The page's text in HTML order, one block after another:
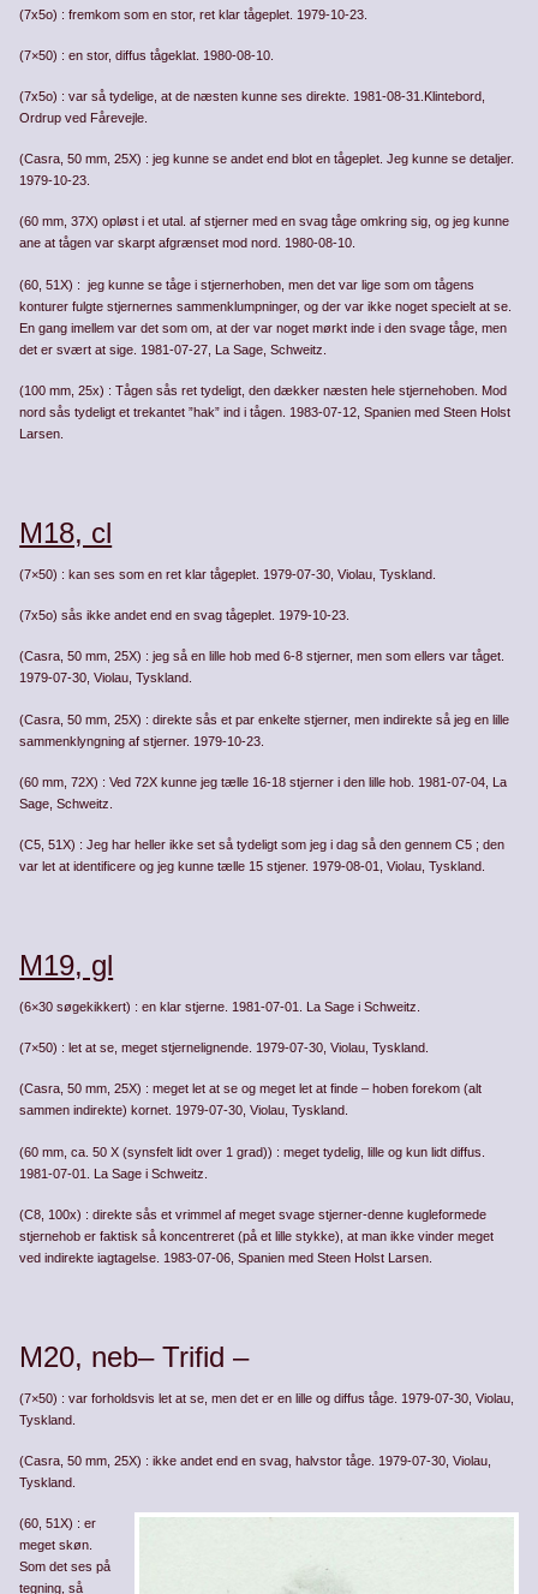
(7x5o) : fremkom som en stor, ret klar tågeplet. 1979-10-23.
(7×50) : en stor, diffus tågeklat. 1980-08-10.
(7x5o) : var så tydelige, at de næsten kunne ses direkte. 1981-08-31.Klintebord,
Ordrup ved Fårevejle.
(Casra, 50 mm, 25X) : jeg kunne se andet end blot en tågeplet. Jeg kunne se detaljer.
1979-10-23.
(60 mm, 37X) opløst i et utal. af stjerner med en svag tåge omkring sig, og jeg kunne
ane at tågen var skarpt afgrænset mod nord. 1980-08-10.
(60, 51X) : jeg kunne se tåge i stjernerhoben, men det var lige som om tågens
konturer fulgte stjernernes sammenklumpninger, og der var ikke noget specielt at se.
En gang imellem var det som om, at der var noget mørkt inde i den svage tåge, men
det er svært at sige. 1981-07-27, La Sage, Schweitz.
(100 mm, 25x) : Tågen sås ret tydeligt, den dækker næsten hele stjernehoben. Mod
nord sås tydeligt et trekantet ”hak” ind i tågen. 1983-07-12, Spanien med Steen Holst
Larsen.
M18, cl
(7×50) : kan ses som en ret klar tågeplet. 1979-07-30, Violau, Tyskland.
(7x5o) sås ikke andet end en svag tågeplet. 1979-10-23.
(Casra, 50 mm, 25X) : jeg så en lille hob med 6-8 stjerner, men som ellers var tåget.
1979-07-30, Violau, Tyskland.
(Casra, 50 mm, 25X) : direkte sås et par enkelte stjerner, men indirekte så jeg en lille
sammenklyngning af stjer­ner. 1979-10-23.
(60 mm, 72X) : Ved 72X kunne jeg tælle 16-18 stjerner i den lille hob. 1981-07-04, La
Sage, Schweitz.
(C5, 51X) : Jeg har heller ikke set så tydeligt som jeg i dag så den gennem C5 ; den
var let at identificere og jeg kunne tælle 15 stjener. 1979-08-01, Violau, Tyskland.
M19, gl
(6×30 søgekikkert) : en klar stjerne. 1981-07-01. La Sage i Schweitz.
(7×50) : let at se, meget stjernelignende. 1979-07-30, Violau, Tyskland.
(Casra, 50 mm, 25X) : meget let at se og meget let at finde – hoben forekom (alt
sammen indirekte) kornet. 1979-07-30, Violau, Tyskland.
(60 mm, ca. 50 X (synsfelt lidt over 1 grad)) : meget tydelig, lille og kun lidt diffus.
1981-07-01. La Sage i Schweitz.
(C8, 100x) : direkte sås et vrimmel af meget svage stjerner-denne kugleformede
stjernehob er faktisk så koncentreret (på et lille stykke), at man ikke vinder meget
ved indirekte iagtagelse. 1983-07-06, Spanien med Steen Holst Larsen.
M20, neb– Trifid –
(7×50) : var forholdsvis let at se, men det er en lille og diffus tåge. 1979-07-30, Violau,
Tyskland.
(Casra, 50 mm, 25X) : ikke andet end en svag, halvstor tåge. 1979-07-30, Violau,
Tyskland.
(60, 51X) : er
meget skøn.
Som det ses på
tegning, så